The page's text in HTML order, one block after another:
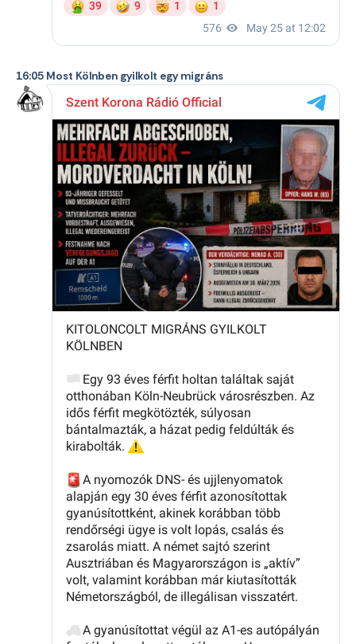
16:05 Most Kölnben gyilkolt egy migráns